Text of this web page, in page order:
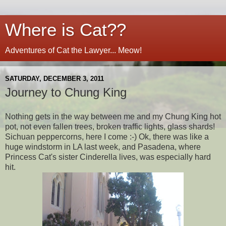
Where is Cat??
Adventures of Cat the Lawyer... Meow!
SATURDAY, DECEMBER 3, 2011
Journey to Chung King
Nothing gets in the way between me and my Chung King hot
pot, not even fallen trees, broken traffic lights, glass shards!
Sichuan peppercorns, here I come :-) Ok, there was like a
huge windstorm in LA last week, and Pasadena, where
Princess Cat's sister Cinderella lives, was especially hard
hit.